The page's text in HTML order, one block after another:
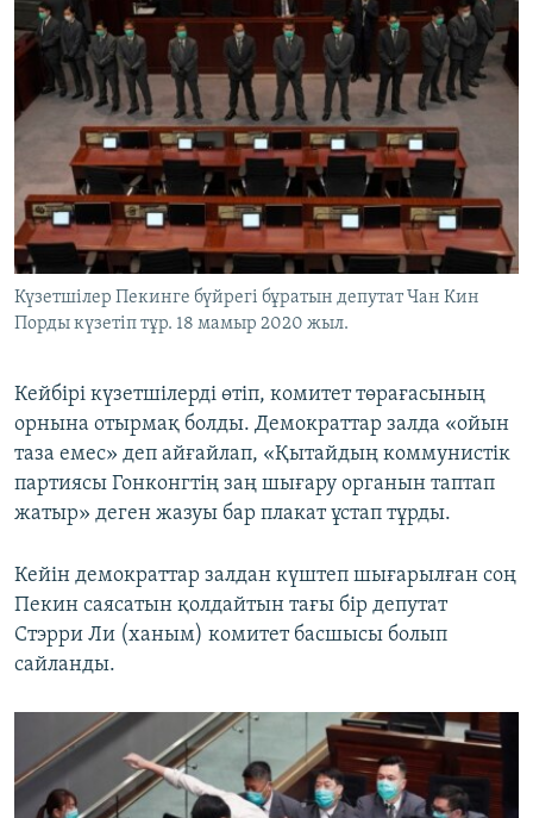
Күзетшілер Пекинге бүйрегі бұратын депутат Чан Кин
Порды күзетіп тұр. 18 мамыр 2020 жыл.
Кейбірі күзетшілерді өтіп, комитет төрағасының
орнына отырмақ болды. Демократтар залда «ойын
таза емес» деп айғайлап, «Қытайдың коммунистік
партиясы Гонконгтің заң шығару органын таптап
жатыр» деген жазуы бар плакат ұстап тұрды.
Кейін демократтар залдан күштеп шығарылған соң
Пекин саясатын қолдайтын тағы бір депутат
Стэрри Ли (ханым) комитет басшысы болып
сайланды.